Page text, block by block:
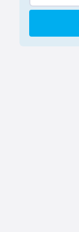
e